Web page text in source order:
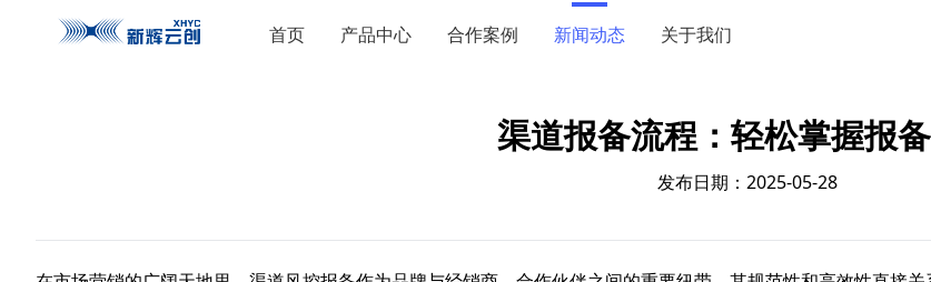
首页 产品中心 合作案例 新闻动态 关于我们
渠道报备流程：轻松掌握报
发布日期：2025-05-28